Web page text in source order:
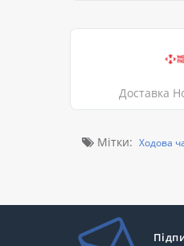
Доставка
Мітки: Ходова